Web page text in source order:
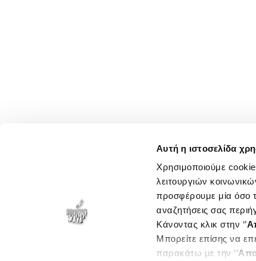
Αυτή η ιστοσελίδα
Χρησιμοποιούμε
λειτουργιών
προσφέρουμε μία όσο
αναζητήσεις σας
Κάνοντας κλικ στην ‘’
Μπορείτε επίσης να
παρακάτω με την ‘’